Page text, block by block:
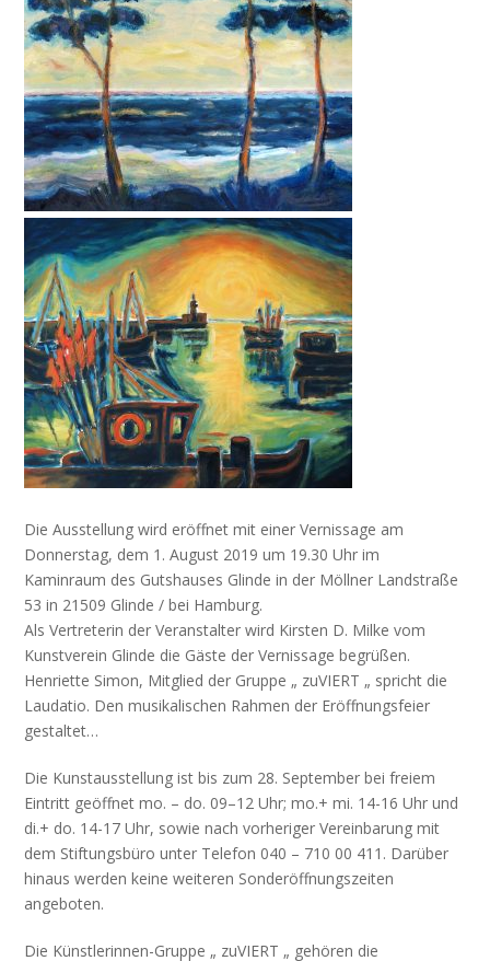
Die Ausstellung wird eröffnet mit einer Vernissage am
Donnerstag, dem 1. August 2019 um 19.30 Uhr im
Kaminraum des Gutshauses Glinde in der Möllner Landstraße
53 in 21509 Glinde / bei Hamburg.
Als Vertreterin der Veranstalter wird Kirsten D. Milke vom
Kunstverein Glinde die Gäste der Vernissage begrüßen.
Henriette Simon, Mitglied der Gruppe „ zuVIERT „ spricht die
Laudatio. Den musikalischen Rahmen der Eröffnungsfeier
gestaltet…
Die Kunstausstellung ist bis zum 28. September bei freiem
Eintritt geöffnet mo. – do. 09–12 Uhr; mo.+ mi. 14-16 Uhr und
di.+ do. 14-17 Uhr, sowie nach vorheriger Vereinbarung mit
dem Stiftungsbüro unter Telefon 040 – 710 00 411. Darüber
hinaus werden keine weiteren Sonderöffnungszeiten
angeboten.
Die Künstlerinnen-Gruppe „ zuVIERT „ gehören die